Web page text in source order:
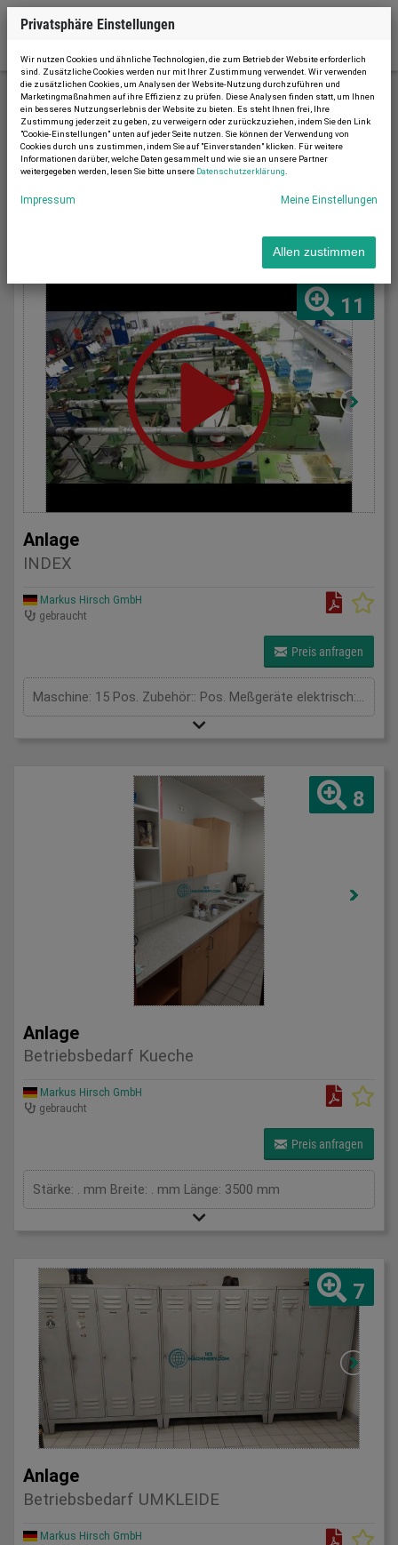
Sonstige Maschinen
11
Anlage
INDEX
Markus Hirsch GmbH
gebraucht
Preis anfragen
Maschine: 15 Pos. Zubehör:: Pos. Meßgeräte elektrisch: 1
8
Anlage
Betriebsbedarf Kueche
Markus Hirsch GmbH
gebraucht
Preis anfragen
Stärke: . mm Breite: . mm Länge: 3500 mm
7
Anlage
Betriebsbedarf UMKLEIDE
Markus Hirsch GmbH
Sortieren nach
Privatsphäre Einstellungen
Wir nutzen Cookies und ähnliche Technologien, die zum Betrieb der Website erforderlich
sind. Zusätzliche Cookies werden nur mit Ihrer Zustimmung verwendet. Wir verwenden
die zusätzlichen Cookies, um Analysen der Website-Nutzung durchzuführen und
Marketingmaßnahmen auf ihre Effizienz zu prüfen. Diese Analysen finden statt, um Ihnen
ein besseres Nutzungserlebnis der Website zu bieten. Es steht Ihnen frei, Ihre
Zustimmung jederzeit zu geben, zu verweigern oder zurückzuziehen, indem Sie den Link
"Cookie-Einstellungen" unten auf jeder Seite nutzen. Sie können der Verwendung von
Cookies durch uns zustimmen, indem Sie auf "Einverstanden" klicken. Für weitere
Informationen darüber, welche Daten gesammelt und wie sie an unsere Partner
weitergegeben werden, lesen Sie bitte unsere Datenschutzerklärung
Impressum Meine Einstellungen
Allen zustimmen